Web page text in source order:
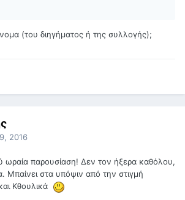
(του διηγήματος ή της συλλογής);
2016
ωραία παρουσίαση! Δεν τον ήξερα καθόλου,
Μπαίνει στα υπόψιν από την στιγμή
Κθουλικά